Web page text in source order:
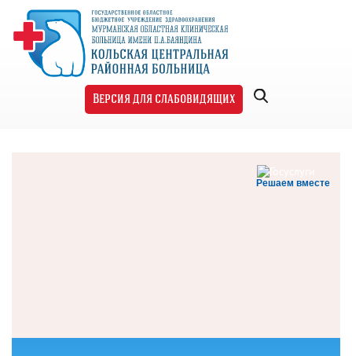
Версия для слабовидящих
Решаем вместе